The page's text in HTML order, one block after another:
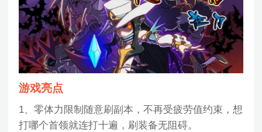
游戏亮点
1、零体力限制随意刷副本，不再受疲劳值约束，想
打哪个首领就连打十遍，刷装备无阻碍。